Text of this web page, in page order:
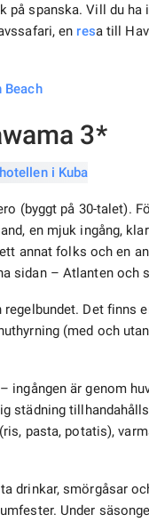
på spanska. Vill du
en resa till
Beach
3*
(byggt på 30-talet).
en mjuk ingång,
annat folks och en
sidan – Atlanten
Det finns
(med och
ingången är genom
städning
pasta, potatis),
drinkar, smörgåsar
Under